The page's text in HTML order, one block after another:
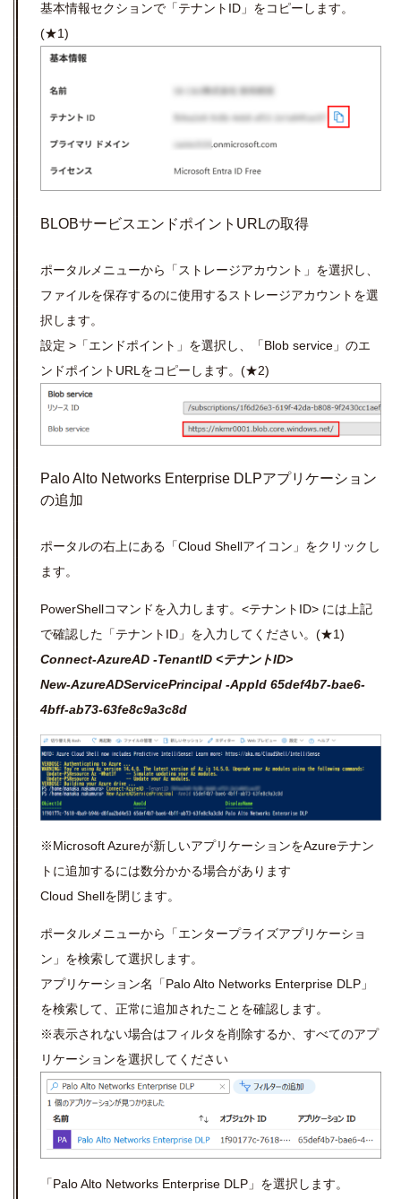
基本情報セクションで「テナントID」 をコピーします。
(★1)
BLOBサービスエンドポイントURLの取得
ポータルメニューから「 ストレージアカウント」 を選択し、
ファイルを保存するのに使用するストレージアカウントを選
択します。
設定 >「エンドポイント」 を選択し、「Blob service」のエ
ンドポイントURLをコピーします。(★2)
Palo Alto Networks Enterprise DLPアプリケーション
の追加
ポータルの右上にある「Cloud Shellアイコン」をクリックし
ます。
PowerShellコマンドを入力します。<テナントID> には上記
で確認した「テナントID」を入力してください。(★1)
Connect-AzureAD -TenantID <テナントID>
New-AzureADServicePrincipal -AppId 65def4b7-bae6-
4bff-ab73-63fe8c9a3c8d
※Microsoft Azureが新しいアプリケーションをAzureテナン
トに追加するには数分かかる場合があります
Cloud Shellを閉じます。
ポータルメニューから「エンタープライズアプリケーショ
ン」を検索して選択します。
アプリケーション名「Palo Alto Networks Enterprise DLP」
を検索して、正常に追加されたことを確認します。
※表示されない場合はフィルタを削除するか、すべてのアプ
リケーションを選択してください
「Palo Alto Networks Enterprise DLP」を選択します。